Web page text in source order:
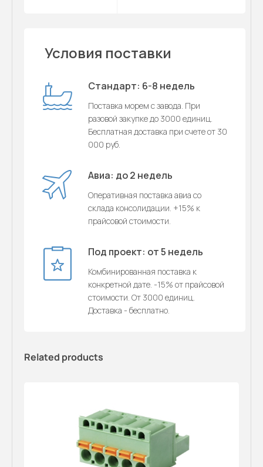
Условия поставки
Стандарт: 6-8 недель
Поставка морем с завода. При
разовой закупке до 3000 единиц.
Бесплатная доставка при счете от 30
000 руб.
Авиа: до 2 недель
Оперативная поставка авиа со
склада консолидации. +15% к
прайсовой стоимости.
Под проект: от 5 недель
Комбинированная поставка к
конкретной дате. -15% от прайсовой
стоимости. От 3000 единиц.
Доставка - бесплатно.
Related products